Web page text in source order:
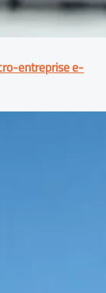
entreprise e-